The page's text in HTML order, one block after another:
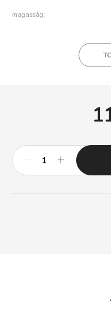
magasság